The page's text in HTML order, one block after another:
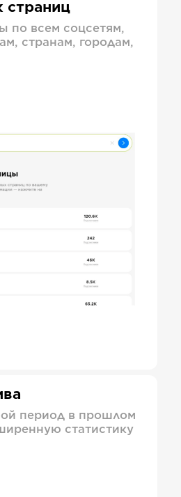
страниц
по всем соцсетям,
странам, городам,
период в прошлом
статистику